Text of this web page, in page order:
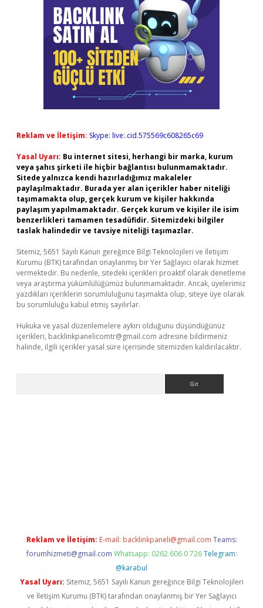
Reklam ve İletişim: Skype: live:.cid.575569c608265c69
Yasal Uyarı: Bu internet sitesi, herhangi bir marka, kurum
veya şahıs şirketi ile hiçbir bağlantısı bulunmamaktadır.
Sitede yalnızca kendi hazırladığımız makaleler
paylaşılmaktadır. Burada yer alan içerikler haber niteliği
taşımamakta olup, gerçek kurum ve kişiler hakkında
paylaşım yapılmamaktadır. Gerçek kurum ve kişiler ile isim
benzerlikleri tamamen tesadüfidir. Sitemizdeki bilgiler
taslak halindedir ve tavsiye niteliği taşımazlar.
Sitemiz, 5651 Sayılı Kanun gereğince Bilgi Teknolojileri ve İletişim
Kurumu (BTK) tarafından onaylanmış bir Yer Sağlayıcı olarak hizmet
vermektedir. Bu nedenle, sitedeki içerikleri proaktif olarak denetleme
veya araştırma yükümlülüğümüz bulunmamaktadır. Ancak, üyelerimiz
yazdıkları içeriklerin sorumluluğunu taşımakta olup, siteye üye olarak
bu sorumluluğu kabul etmiş sayılırlar.
Hukuka ve yasal düzenlemelere aykırı olduğunu düşündüğünüz
içerikleri, backlinkpanelicomtr@gmail.com adresine bildirmeniz
halinde, ilgili içerikler yasal süre içerisinde sitemizden kaldırılacaktır.
Reklam ve İletişim: E-mail: backlinkpaneli@gmail.com Teams:
forumhizmeti@gmail.com Whatsapp: 0262 606 0 726 Telegram:
@karabul
Yasal Uyarı: Sitemiz, 5651 Sayılı Kanun gereğince Bilgi Teknolojileri
ve İletişim Kurumu (BTK) tarafından onaylanmış bir Yer Sağlayıcı